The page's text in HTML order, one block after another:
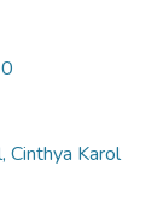
Cinthya Karol